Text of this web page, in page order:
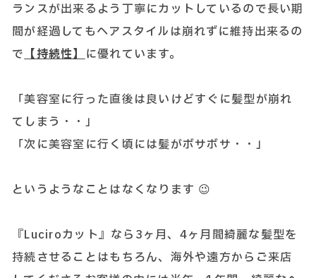
ランスが出来るよう丁寧にカットしているので長い期
間が経過してもヘアスタイルは崩れずに維持出来るの
で【持続性】に優れています。
「美容室に行った直後は良いけどすぐに髪型が崩れ
てしまう・・」
「次に美容室に行く頃には髪がボサボサ・・」
というようなことはなくなります 😉
『Luciroカット』なら3ヶ月、4ヶ月間綺麗な髪型を
持続させることはもちろん、海外や遠方からご来店